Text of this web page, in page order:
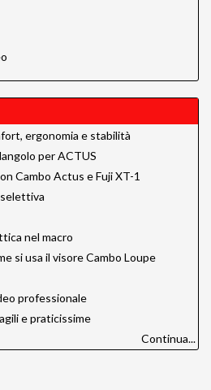
ergonomia e stabilità
per ACTUS
Cambo Actus e Fuji XT-1
nel macro
si usa il visore Cambo Loupe
professionale
e praticissime
Continua...